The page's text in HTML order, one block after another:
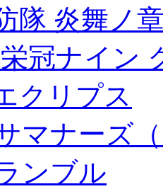
隊 炎舞ノ
冠ナイン
クリプス
マナーズ
ンブル